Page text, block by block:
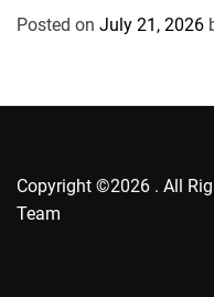
rPosted on July 21, 2026
Copyright ©2026 . All
Team